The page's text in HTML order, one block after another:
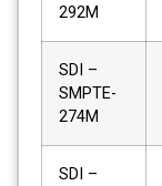
292M
SDI –
SMPTE-
274M
SDI –